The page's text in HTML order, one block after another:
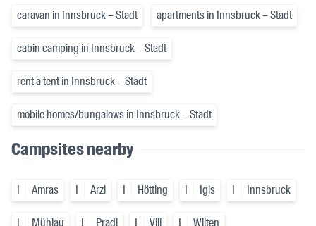
caravan in Innsbruck – Stadt apartments in Innsbruck – Stadt
cabin camping in Innsbruck – Stadt
rent a tent in Innsbruck – Stadt
mobile homes/bungalows in Innsbruck – Stadt
Campsites nearby
I Amras I Arzl I Hötting I Igls I Innsbruck
I Mühlau I Pradl I Vill I Wilten